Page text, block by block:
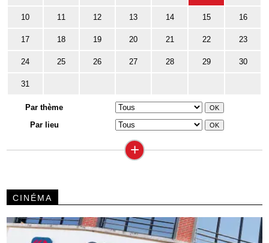
10 11 12 13 14 15 16
17 18 19 20 21 22 23
24 25 26 27 28 29 30
31
Par thème
Par lieu
+
CINÉMA